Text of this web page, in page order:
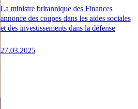
La ministre britannique des Finances
annonce des coupes dans les aides sociales
et des investissements dans la défense
27.03.2025